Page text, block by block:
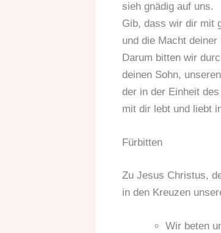
sieh gnädig auf uns.
Gib, dass wir dir mit
und die Macht
Darum bitten wir
deinen Sohn,
der in der Einheit
mit dir lebt und liebt
Fürbitten
Zu Jesus Christus,
in den Kreuzen
Wir beten